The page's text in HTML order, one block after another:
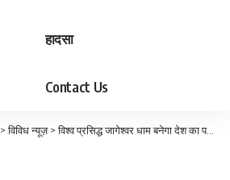
हादसा
Contact Us
>विविध न्यूज़>विश्व प्रसिद्ध जागेश्वर धाम बनेगा देश का पहला आध्यात्मिक इको जोन